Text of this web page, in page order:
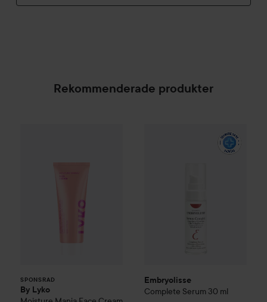
Rekommenderade produkter
SPONSRAD
By Lyko
Embryolisse
Complete Serum 30 ml
Complete Serum